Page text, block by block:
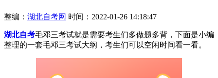
整编： 湖北自考网 时间：2022-01-26 14:18:47
湖北自考毛邓三考试就是需要考生们多做题多背，下面是小编
整理的一套毛邓三考试大纲，考生们可以空闲时间看一看。